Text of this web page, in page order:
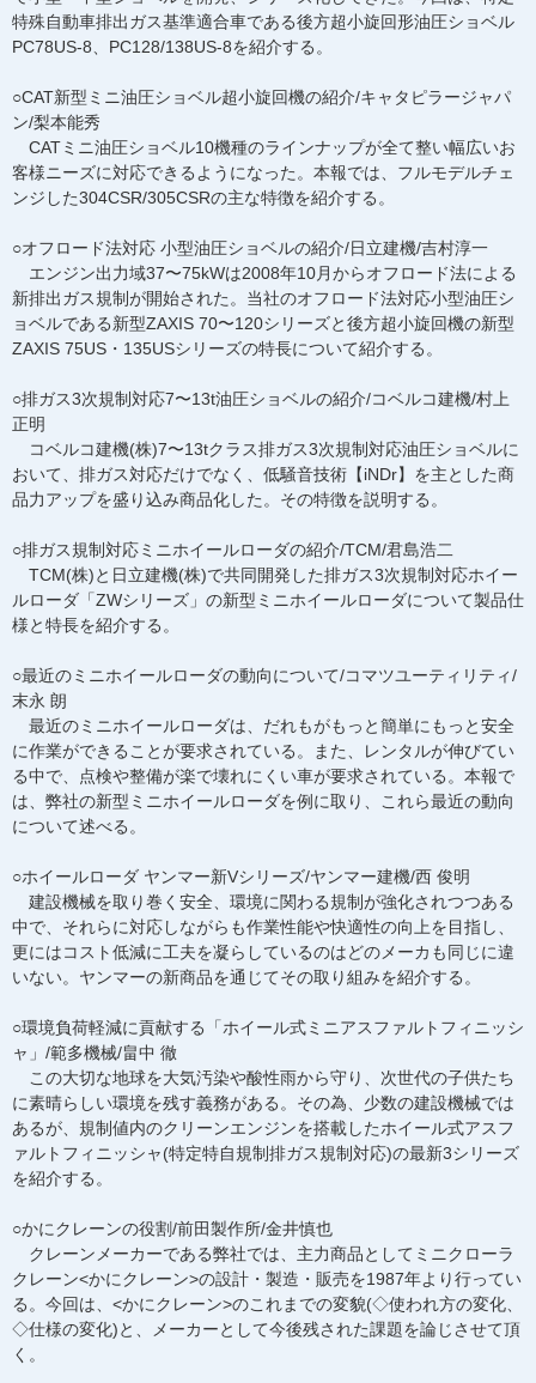
特殊自動車排出ガス基準適合車である後方超小旋回形油圧ショベル
PC78US-8、PC128/138US-8を紹介する。
○CAT新型ミニ油圧ショベル超小旋回機の紹介/キャタピラージャパ
ン/梨本能秀
CATミニ油圧ショベル10機種のラインナップが全て整い幅広いお
客様ニーズに対応できるようになった。本報では、フルモデルチェ
ンジした304CSR/305CSRの主な特徴を紹介する。
○オフロード法対応 小型油圧ショベルの紹介/日立建機/吉村淳一
エンジン出力域37〜75kWは2008年10月からオフロード法による
新排出ガス規制が開始された。当社のオフロード法対応小型油圧シ
ョベルである新型ZAXIS 70〜120シリーズと後方超小旋回機の新型
ZAXIS 75US・135USシリーズの特長について紹介する。
○排ガス3次規制対応7〜13t油圧ショベルの紹介/コベルコ建機/村上
正明
コベルコ建機(株)7〜13tクラス排ガス3次規制対応油圧ショベルに
おいて、排ガス対応だけでなく、低騒音技術【iNDr】を主とした商
品力アップを盛り込み商品化した。その特徴を説明する。
○排ガス規制対応ミニホイールローダの紹介/TCM/君島浩二
TCM(株)と日立建機(株)で共同開発した排ガス3次規制対応ホイー
ルローダ「ZWシリーズ」の新型ミニホイールローダについて製品仕
様と特長を紹介する。
○最近のミニホイールローダの動向について/コマツユーティリティ/
末永 朗
最近のミニホイールローダは、だれもがもっと簡単にもっと安全
に作業ができることが要求されている。また、レンタルが伸びてい
る中で、点検や整備が楽で壊れにくい車が要求されている。本報で
は、弊社の新型ミニホイールローダを例に取り、これら最近の動向
について述べる。
○ホイールローダ ヤンマー新Vシリーズ/ヤンマー建機/西 俊明
建設機械を取り巻く安全、環境に関わる規制が強化されつつある
中で、それらに対応しながらも作業性能や快適性の向上を目指し、
更にはコスト低減に工夫を凝らしているのはどのメーカも同じに違
いない。ヤンマーの新商品を通じてその取り組みを紹介する。
○環境負荷軽減に貢献する「ホイール式ミニアスファルトフィニッシ
ャ」/範多機械/畠中 徹
この大切な地球を大気汚染や酸性雨から守り、次世代の子供たち
に素晴らしい環境を残す義務がある。その為、少数の建設機械では
あるが、規制値内のクリーンエンジンを搭載したホイール式アスフ
ァルトフィニッシャ(特定特自規制排ガス規制対応)の最新3シリーズ
を紹介する。
○かにクレーンの役割/前田製作所/金井慎也
クレーンメーカーである弊社では、主力商品としてミニクローラ
クレーン<かにクレーン>の設計・製造・販売を1987年より行ってい
る。今回は、<かにクレーン>のこれまでの変貌(◇使われ方の変化、
◇仕様の変化)と、メーカーとして今後残された課題を論じさせて頂
く。